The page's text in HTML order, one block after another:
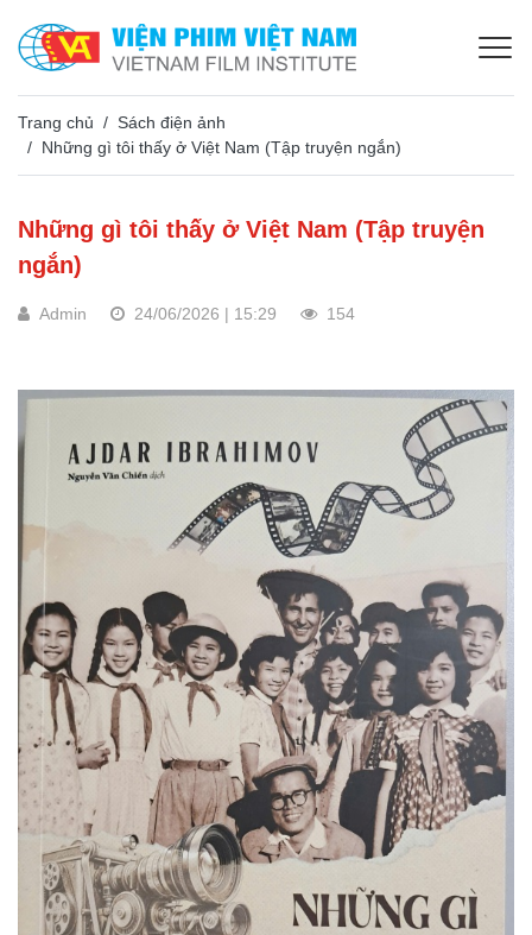
Trang chủ
Sách điện ảnh
Những gì tôi thấy ở Việt Nam (Tập truyện ngắn)
Những gì tôi thấy ở Việt Nam (Tập truyện
ngắn)
Admin 24/06/2026 | 15:29 154